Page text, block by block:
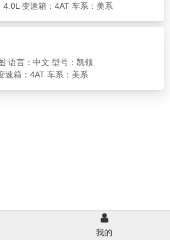
变速箱：4AT 车系：美系
语言：中文 型号：凯领
速箱：4AT 车系：美系
我的